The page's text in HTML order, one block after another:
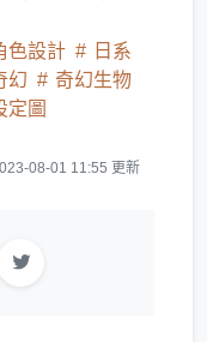
色設計
日系
幻
奇幻生物
定圖
08-01 11:55 更新